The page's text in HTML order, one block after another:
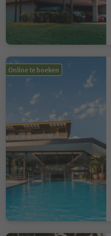
Online te boeken